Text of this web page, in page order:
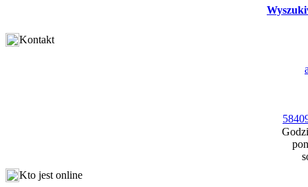
Kontakt
Kto jest online